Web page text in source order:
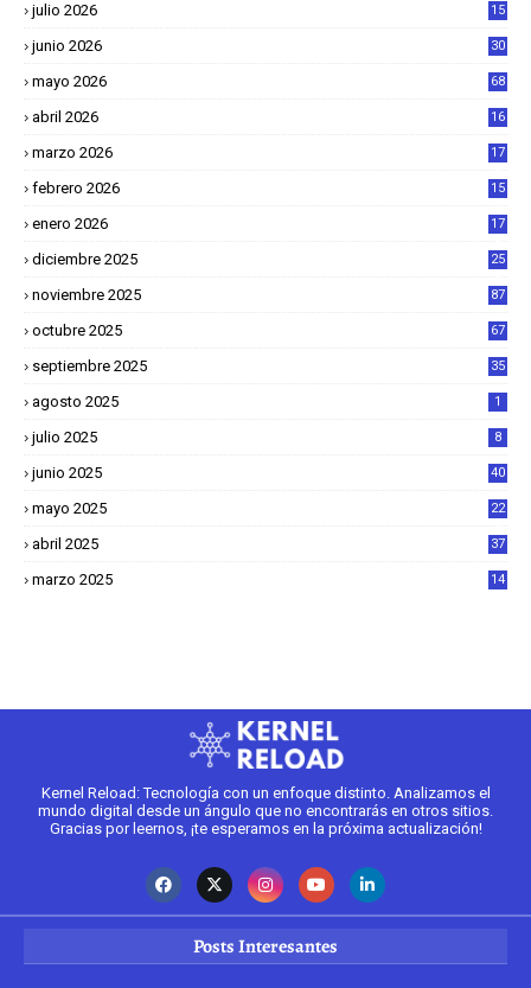
julio 2026 15
junio 2026 30
mayo 2026 68
abril 2026
16
marzo 2026
17
febrero 2026
15
enero 2026
17
diciembre 2025
25
noviembre 2025 87
octubre 2025 67
septiembre 2025 35
agosto 2025 1
julio 2025 8
junio 2025 40
mayo 2025
22
abril 2025
37
marzo 2025
14
Kernel Reload: Tecnología con un enfoque distinto. Analizamos el
mundo digital desde un ángulo que no encontrarás en otros sitios.
Gracias por leernos, ¡te esperamos en la próxima actualización!
Posts Interesantes